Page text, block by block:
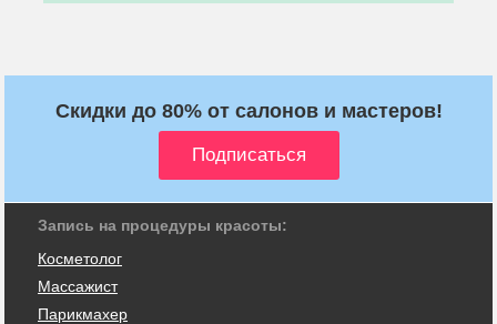
Скидки до 80% от салонов и мастеров!
Запись на процедуры красоты:
Косметолог
Массажист
Парикмахер